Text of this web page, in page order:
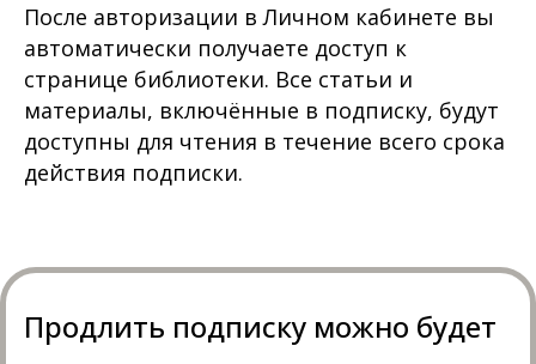
После авторизации в Личном кабинете вы
автоматически получаете доступ к
странице библиотеки. Все статьи и
материалы, включённые в подписку, будут
доступны для чтения в течение всего срока
действия подписки.
Продлить подписку можно будет